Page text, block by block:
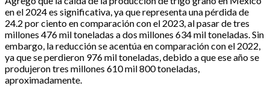
en el 2024 es significativa, ya que representa una pérdida de
24.2 por ciento en comparación con el 2023, al pasar de tres
millones 476 mil toneladas a dos millones 634 mil toneladas. Sin
embargo, la reducción se acentúa en comparación con el 2022,
ya que se perdieron 976 mil toneladas, debido a que ese año se
produjeron tres millones 610 mil 800 toneladas,
aproximadamente.